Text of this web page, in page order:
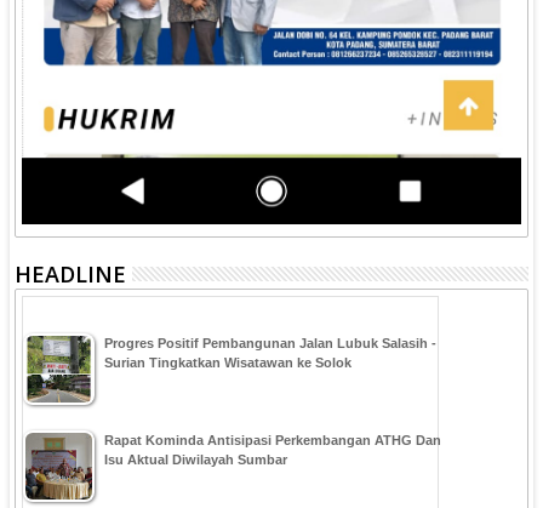
HEADLINE
Progres Positif Pembangunan Jalan Lubuk Salasih -
Surian Tingkatkan Wisatawan ke Solok
Rapat Kominda Antisipasi Perkembangan ATHG Dan
Isu Aktual Diwilayah Sumbar